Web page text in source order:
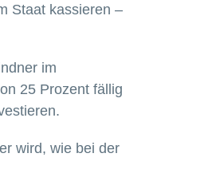
Staat kassieren –
im
25 Prozent fällig
wird, wie bei der